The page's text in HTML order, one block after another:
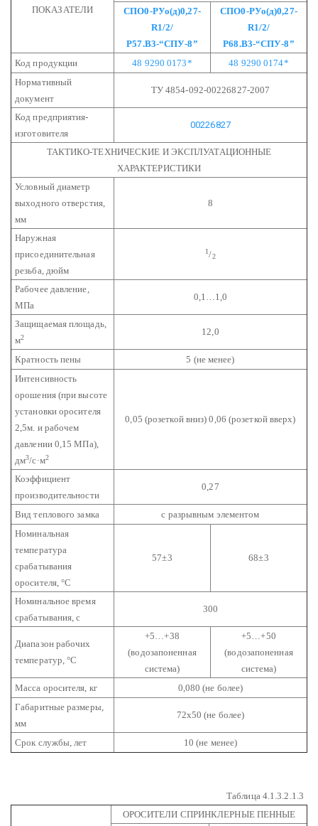
ПОКАЗАТЕЛИ
СПО0-РУо(д)0,27-
R1/2/
Р57.В3-“СПУ-8”
СПО0-РУо(д)0,27-
R1/2/
Р68.В3-“СПУ-8”
Код продукции
48 9290 0173*
48 9290 0174*
Нормативный
документ
ТУ 4854-092-00226827-2007
Код предприятия-
изготовителя
00226827
ТАКТИКО-ТЕХНИЧЕСКИЕ И ЭКСПЛУАТАЦИОННЫЕ
ХАРАКТЕРИСТИКИ
Условный диаметр
выходного отверстия,
мм
8
Наружная
присоединительная
резьба, дюйм
1 /2
Рабочее давление,
МПа
0,1…1,0
Защищаемая площадь,
м2
12,0
Кратность пены
5 (не менее)
Интенсивность
орошения (при высоте
установки оросителя
2,5м. и рабочем
давлении 0,15 МПа),
дм3/с·м2
0,05 (розеткой вниз) 0,06 (розеткой вверх)
Коэффициент
производительности
0,27
Вид теплового замка
с разрывным элементом
Номинальная
температура
срабатывания
оросителя, °С
57±3 68±3
Номинальное время
срабатывания, с
300
Диапазон рабочих
температур, °С
+5…+38
(водозапоненная
система)
+5…+50
(водозапоненная
система)
Масса оросителя, кг
0,080 (не более)
Габаритные размеры,
мм
72х50 (не более)
Срок службы, лет 10 (не менее)
Таблица 4.1.3.2.1.3
ОРОСИТЕЛИ СПРИНКЛЕРНЫЕ ПЕННЫЕ